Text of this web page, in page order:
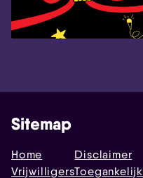
Sitemap
Home
Vrijwilligers
Disclaimer